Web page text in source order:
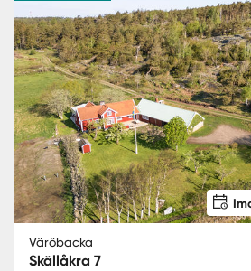
Väröbacka
Skällåkra 7